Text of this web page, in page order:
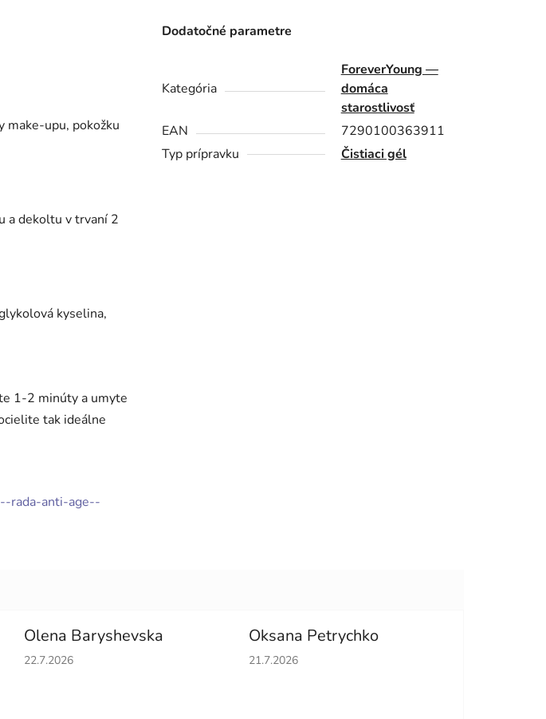
make-upu, pokožku
a dekoltu v trvaní 2
kyselina,
1-2 minúty a umyte
tak ideálne
rada-anti-age--
Dodatočné parametre
Kategória
ForeverYoung —
domáca
starostlivosť
EAN
7290100363911
Typ prípravku
Čistiaci gél
Olena Baryshevska
Hodnotenie obchodu je 5 z 5 hviezdičiek.
22.7.2026
Oksana Petrychko
Hodnotenie obchodu je 5 z 5 hviezdičiek.
21.7.2026